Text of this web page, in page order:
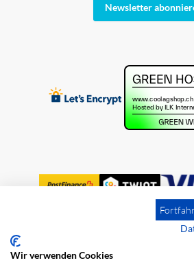
Newsletter
Impressum
Wir verwenden Cookies